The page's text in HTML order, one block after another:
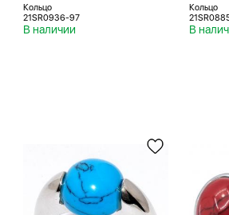
Кольцо
21SR0936-97
В наличии
Кольцо
В